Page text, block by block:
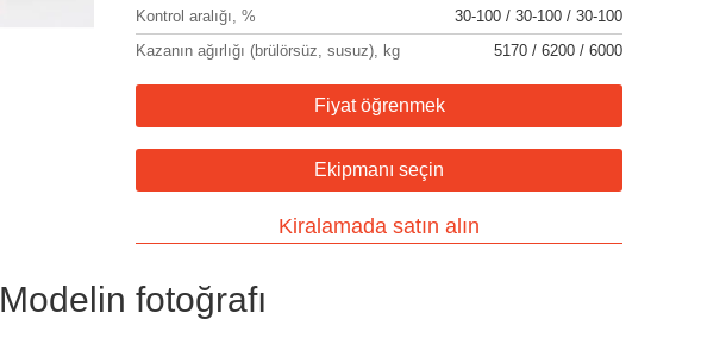
Kontrol aralığı, %
30-100 / 30-100 / 30-100
Kazanın ağırlığı (brülörsüz, susuz), kg
5170 / 6200 / 6000
Fiyat öğrenmek
Ekipmanı seçin
Kiralamada satın alın
Modelin fotoğrafı